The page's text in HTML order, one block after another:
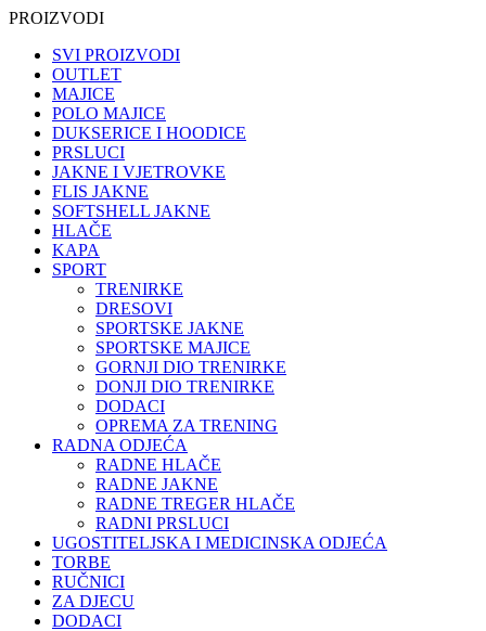
PROIZVODI
SVI PROIZVODI
OUTLET
MAJICE
POLO MAJICE
DUKSERICE I HOODICE
PRSLUCI
JAKNE I VJETROVKE
FLIS JAKNE
SOFTSHELL JAKNE
HLAČE
KAPA
SPORT
TRENIRKE
DRESOVI
SPORTSKE JAKNE
SPORTSKE MAJICE
GORNJI DIO TRENIRKE
DONJI DIO TRENIRKE
DODACI
OPREMA ZA TRENING
RADNA ODJEĆA
RADNE HLAČE
RADNE JAKNE
RADNE TREGER HLAČE
RADNI PRSLUCI
UGOSTITELJSKA I MEDICINSKA ODJEĆA
TORBE
RUČNICI
ZA DJECU
DODACI